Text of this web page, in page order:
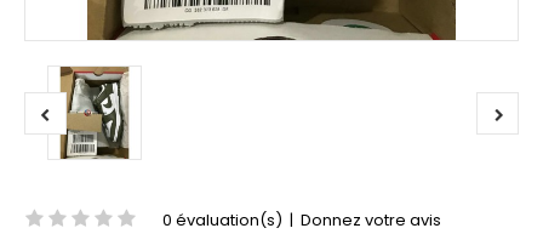
0 évaluation(s) | Donnez votre avis